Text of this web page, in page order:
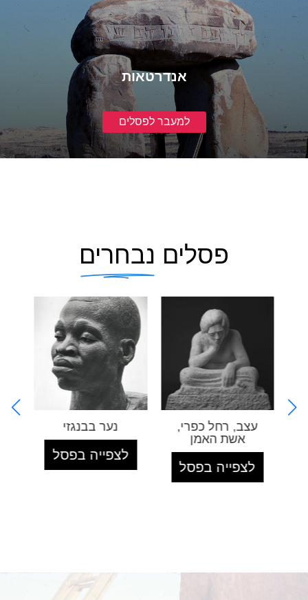
דיוקנאות
למעבר לפסלים
פסלים נבחרים
נער בבנגזי
לצפייה בפסל
דיוקן עצמי
לצפייה בפסל